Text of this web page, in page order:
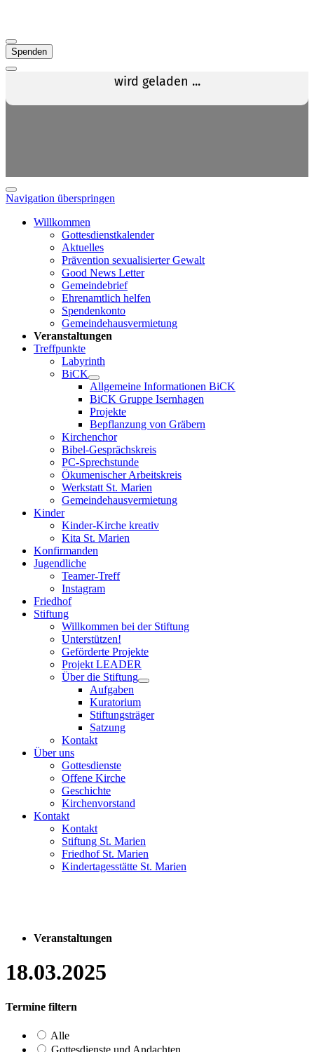
Spenden
Navigation überspringen
Willkommen
Gottesdienstkalender
Aktuelles
Prävention sexualisierter Gewalt
Good News Letter
Gemeindebrief
Ehrenamtlich helfen
Spendenkonto
Gemeindehausvermietung
Veranstaltungen
Treffpunkte
Labyrinth
BiCK
Allgemeine Informationen BiCK
BiCK Gruppe Isernhagen
Projekte
Bepflanzung von Gräbern
Kirchenchor
Bibel-Gesprächskreis
PC-Sprechstunde
Ökumenischer Arbeitskreis
Werkstatt St. Marien
Gemeindehausvermietung
Kinder
Kinder-Kirche kreativ
Kita St. Marien
Konfirmanden
Jugendliche
Teamer-Treff
Instagram
Friedhof
Stiftung
Willkommen bei der Stiftung
Unterstützen!
Geförderte Projekte
Projekt LEADER
Über die Stiftung
Aufgaben
Kuratorium
Stiftungsträger
Satzung
Kontakt
Über uns
Gottesdienste
Offene Kirche
Geschichte
Kirchenvorstand
Kontakt
Kontakt
Stiftung St. Marien
Friedhof St. Marien
Kindertagesstätte St. Marien
Veranstaltungen
18.03.2025
Termine filtern
Alle